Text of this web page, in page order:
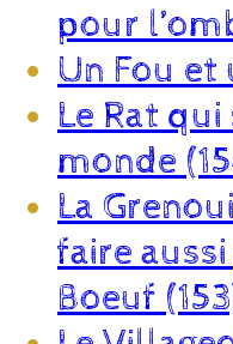
pour
Un Fou et
Le Rat
monde
La
faire
Boeuf